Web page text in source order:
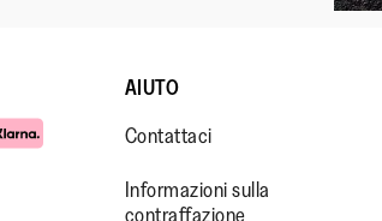
AIUTO
Contattaci
Informazioni sulla
contraffazione